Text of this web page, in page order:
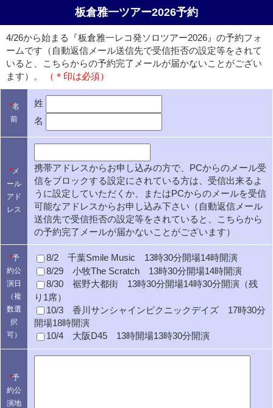
板倉雅一ツアー2026予約
4/26から始まる『板倉雅一レコ発ソロツアー2026』の予約フォ
ームです（自動返信メール送信先で受信拒否の設定等をされて
いると、こちらからの予約完了メールが届かないことがござい
ます）。
（＊印は必須）
*名
前
姓
名
*メ
ール
アド
レス
携帯アドレスからお申し込みの方で、PCからのメール受
信をブロックする設定にされている方は、受信出来るよ
うに設定していただくか、またはPCからのメールを受信
可能なアドレスからお申し込み下さい（自動返信メール
送信先で受信拒否の設定等をされていると、こちらから
の予約完了メールが届かないことがございます）
*予
約公
演日
（複
数選
択
可）
8/2 千葉Smile Music 13時30分開場14時開演
8/29 小牧The Scratch 13時30分開場14時開演
8/30 裾野大都街 13時30分開場14時30分開演（残
り1席）
10/3 香川サンシャインピクニックデイズ 17時30分
開場18時開演
10/4 大阪D45 13時開場13時30分開演
*予
約公
演地